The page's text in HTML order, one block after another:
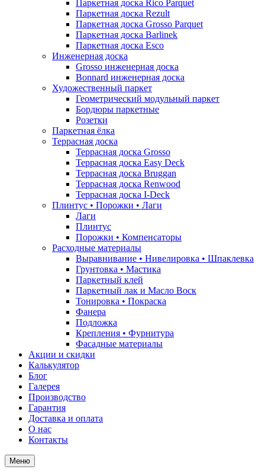
Паркетная доска Rico Parquet
Паркетная доска Rezult
Паркетная доска Grosso Parquet
Паркетная доска Barlinek
Паркетная доска Esco
Инженерная доска
Grosso инженерная доска
Bonnard инженерная доска
Художественный паркет
Геометрический модульный паркет
Бордюры паркетные
Розетки
Паркетная ёлка
Террасная доска
Террасная доска Grosso
Террасная доска Easy Deck
Террасная доска Bruggan
Террасная доска Renwood
Террасная доска I-Deck
Плинтус • Порожки • Лаги
Лаги
Плинтус
Порожки • Компенсаторы
Расходные материалы
Выравнивание • Нивелировка • Шпаклевка
Грунтовкa • Мастика
Паркетный клей
Паркетный лак и Масло Воск
Тонировка • Покраска
Фанера
Подложка
Крепления • Фурнитура
Фасадные материалы
Акции и скидки
Калькулятор
Блог
Галерея
Производство
Гарантия
Доставка и оплата
О нас
Контакты
Меню